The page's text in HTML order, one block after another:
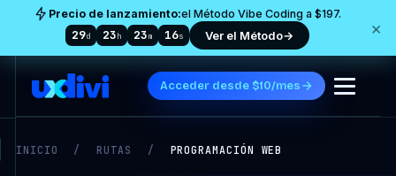
Precio de lanzamiento:el Método Vibe Coding a $197.
29d 23h 23m 15s Ver el Método→ ×
Acceder desde $10/mes
INICIO / RUTAS / PROGRAMACIÓN WEB